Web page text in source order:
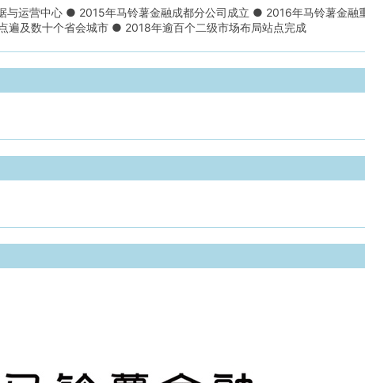
运营中心 ● 2015年马铃薯金融成都分公司成立 ● 2016年马铃薯金融
遍及数十个省会城市 ● 2018年逾百个二级市场布局站点完成